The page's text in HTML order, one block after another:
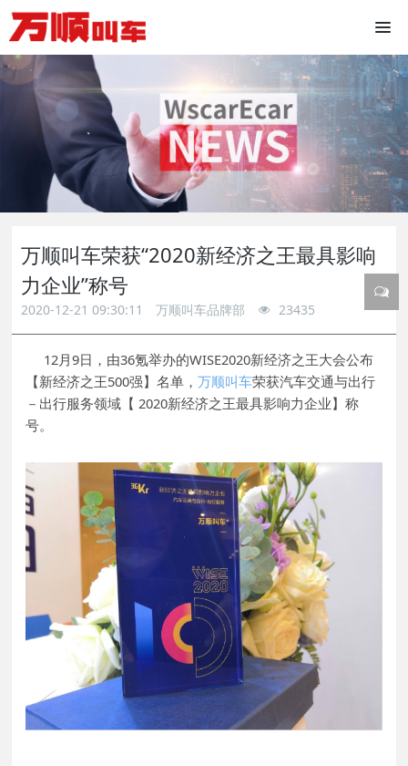
万顺叫车荣获“2020新经济之王最具影响
力企业”称号
2020-12-21 09:30:11 万顺叫车品牌部 23435
12月9日，由36氪举办的WISE2020新经济之王大会公布
【新经济之王500强】名单，万顺叫车荣获汽车交通与出行
－出行服务领域【 2020新经济之王最具影响力企业】称
号。